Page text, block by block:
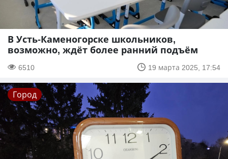
В Усть-Каменогорске школьников,
возможно, ждёт более ранний подъём
6510 19 марта 2025, 17:54
Город